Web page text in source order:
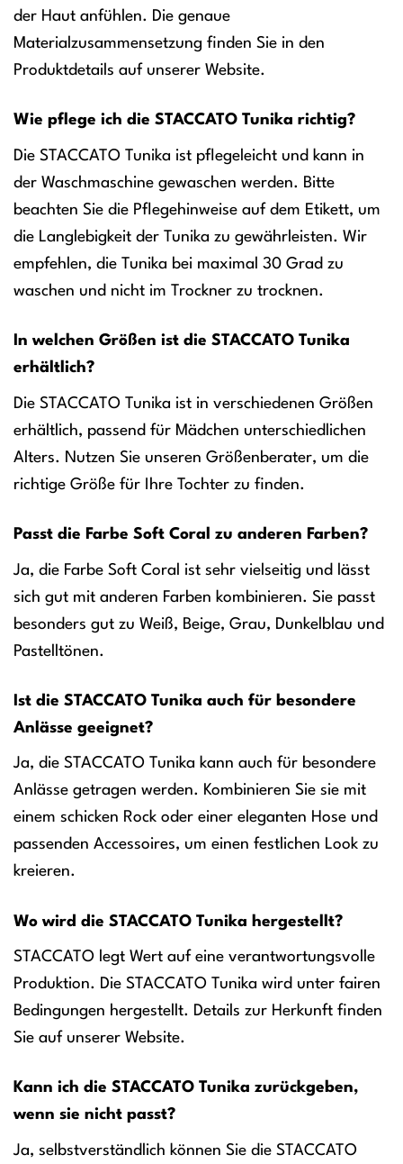
der Haut anfühlen. Die genaue
Materialzusammensetzung finden Sie in den
Produktdetails auf unserer Website.
Wie pflege ich die STACCATO Tunika richtig?
Die STACCATO Tunika ist pflegeleicht und kann in
der Waschmaschine gewaschen werden. Bitte
beachten Sie die Pflegehinweise auf dem Etikett, um
die Langlebigkeit der Tunika zu gewährleisten. Wir
empfehlen, die Tunika bei maximal 30 Grad zu
waschen und nicht im Trockner zu trocknen.
In welchen Größen ist die STACCATO Tunika
erhältlich?
Die STACCATO Tunika ist in verschiedenen Größen
erhältlich, passend für Mädchen unterschiedlichen
Alters. Nutzen Sie unseren Größenberater, um die
richtige Größe für Ihre Tochter zu finden.
Passt die Farbe Soft Coral zu anderen Farben?
Ja, die Farbe Soft Coral ist sehr vielseitig und lässt
sich gut mit anderen Farben kombinieren. Sie passt
besonders gut zu Weiß, Beige, Grau, Dunkelblau und
Pastelltönen.
Ist die STACCATO Tunika auch für besondere
Anlässe geeignet?
Ja, die STACCATO Tunika kann auch für besondere
Anlässe getragen werden. Kombinieren Sie sie mit
einem schicken Rock oder einer eleganten Hose und
passenden Accessoires, um einen festlichen Look zu
kreieren.
Wo wird die STACCATO Tunika hergestellt?
STACCATO legt Wert auf eine verantwortungsvolle
Produktion. Die STACCATO Tunika wird unter fairen
Bedingungen hergestellt. Details zur Herkunft finden
Sie auf unserer Website.
Kann ich die STACCATO Tunika zurückgeben,
wenn sie nicht passt?
Ja, selbstverständlich können Sie die STACCATO